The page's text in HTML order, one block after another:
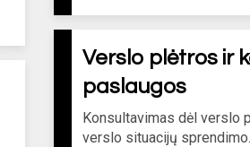
Verslo plėtros ir
paslaugos
Konsultavimas dėl verslo
verslo situacijų